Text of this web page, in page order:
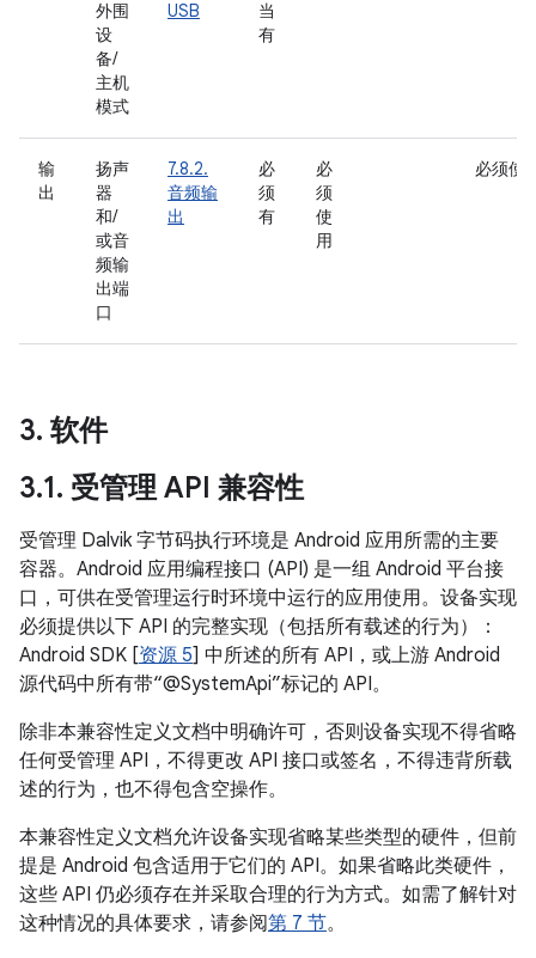
外围
设
备/
主机
模式
USB
当
有
输
出
扬声
器
和/
或音
频输
出端
口
7.8.2.
音频输
出
必
须
有
必
须
使
用
必须使
3. 软件
3.1. 受管理 API 兼容性
受管理 Dalvik 字节码执行环境是 Android 应用所需的主要
容器。Android 应用编程接口 (API) 是一组 Android 平台接
口，可供在受管理运行时环境中运行的应用使用。设备实现
必须提供以下 API 的完整实现（包括所有载述的行为）：
Android SDK [资源 5] 中所述的所有 API，或上游 Android
源代码中所有带“@SystemApi”标记的 API。
除非本兼容性定义文档中明确许可，否则设备实现不得省略
任何受管理 API，不得更改 API 接口或签名，不得违背所载
述的行为，也不得包含空操作。
本兼容性定义文档允许设备实现省略某些类型的硬件，但前
提是 Android 包含适用于它们的 API。如果省略此类硬件，
这些 API 仍必须存在并采取合理的行为方式。如需了解针对
这种情况的具体要求，请参阅第 7 节。